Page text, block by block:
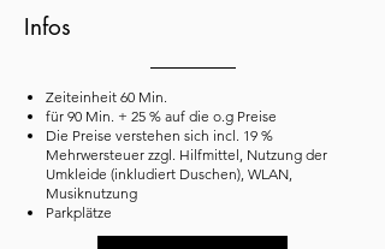
Infos
Zeiteinheit 60 Min.
für 90 Min. + 25 % auf die o.g Preise
Die Preise verstehen sich incl. 19 %
Mehrwersteuer zzgl. Hilfmittel, Nutzung der
Umkleide (inkludiert Duschen), WLAN,
Musiknutzung
Parkplätze